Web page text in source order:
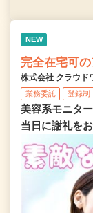
NEW
完全在宅可
株式会社 クラウド
業務委託 登録制
美容系モニタ
当日に謝礼を